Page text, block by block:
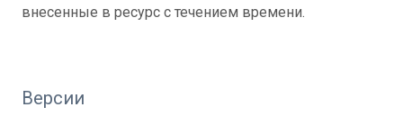
внесенные в ресурс с течением времени.
Версии